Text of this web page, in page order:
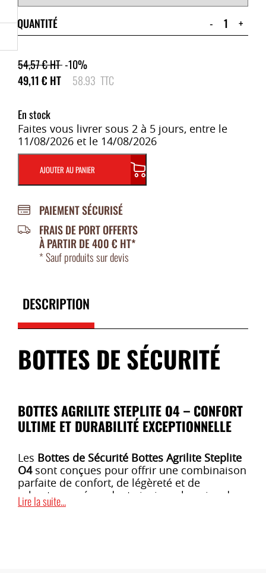
QUANTITÉ - +
54,57€HT -10%
49,11€ HT 58.93 TTC
En stock
Faites vous livrer sous 2 à 5 jours, entre le
11/08/2026 et le 14/08/2026
AJOUTER AU PANIER
PAIEMENT SÉCURISÉ
FRAIS DE PORT OFFERTS
À PARTIR DE 400 € HT*
* Sauf produits sur devis
DESCRIPTION
BOTTES DE SÉCURITÉ
BOTTES AGRILITE STEPLITE O4 – CONFORT
ULTIME ET DURABILITÉ EXCEPTIONNELLE
Les Bottes de Sécurité Bottes Agrilite Steplite
O4sont conçues pour offrir une combinaison
parfaite de confort, de légèreté et de
robustesse, répondant ainsi aux besoins des
professionnels de l’agriculture. Elles
Lire la suite...